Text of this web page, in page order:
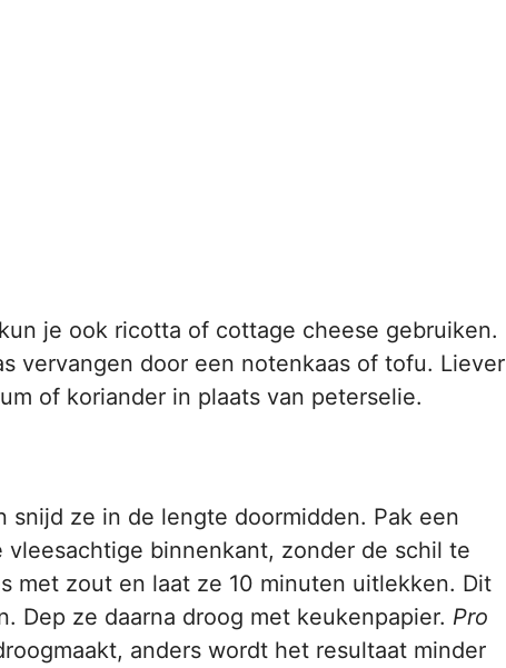
je ook ricotta of cottage cheese gebruiken.
vervangen door een notenkaas of tofu. Liever
of koriander in plaats van peterselie.
snijd ze in de lengte doormidden. Pak een
binnenkant, zonder de schil te
met zout en laat ze 10 minuten uitlekken. Dit
Dep ze daarna droog met keukenpapier. Pro
anders wordt het resultaat minder